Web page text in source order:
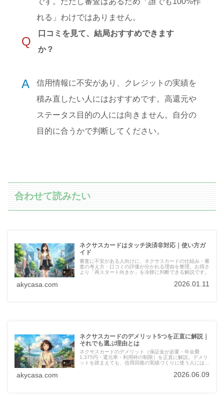
れる」わけではありません。
Q
口コミを見て、結局おすすめできます
か？
A
信用情報に不安があり、クレジットの実績を
積み直したい人にはおすすめです。高還元や
ステータス目的の人には向きません。自分の
目的に合うかで判断してください。
合わせて読みたい
ネクサスカードはタッチ決済非対応｜使い方ガ
イド
審査に不安がある人向けに、ネクサスカードの仕組み・審
査の考え方・口コミの評価が分かれる理由を整理。お得さ
より「再スタート向きか」を冷静に判断できる解説です。
akycasa.com 2026.01.11
ネクサスカードのデメリット5つを正直に解説｜
それでも選ぶ理由とは
ネクサスカードのデメリット（保証金が必要・年会費
1,375円・還元率・利用枠の制限）を正直に解説。デメリ
ットを踏まえても、信用回復の実績づくりに使う人には価
akycasa.com 2026.06.09